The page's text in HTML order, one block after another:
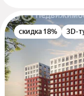
скидка 18% 3D-